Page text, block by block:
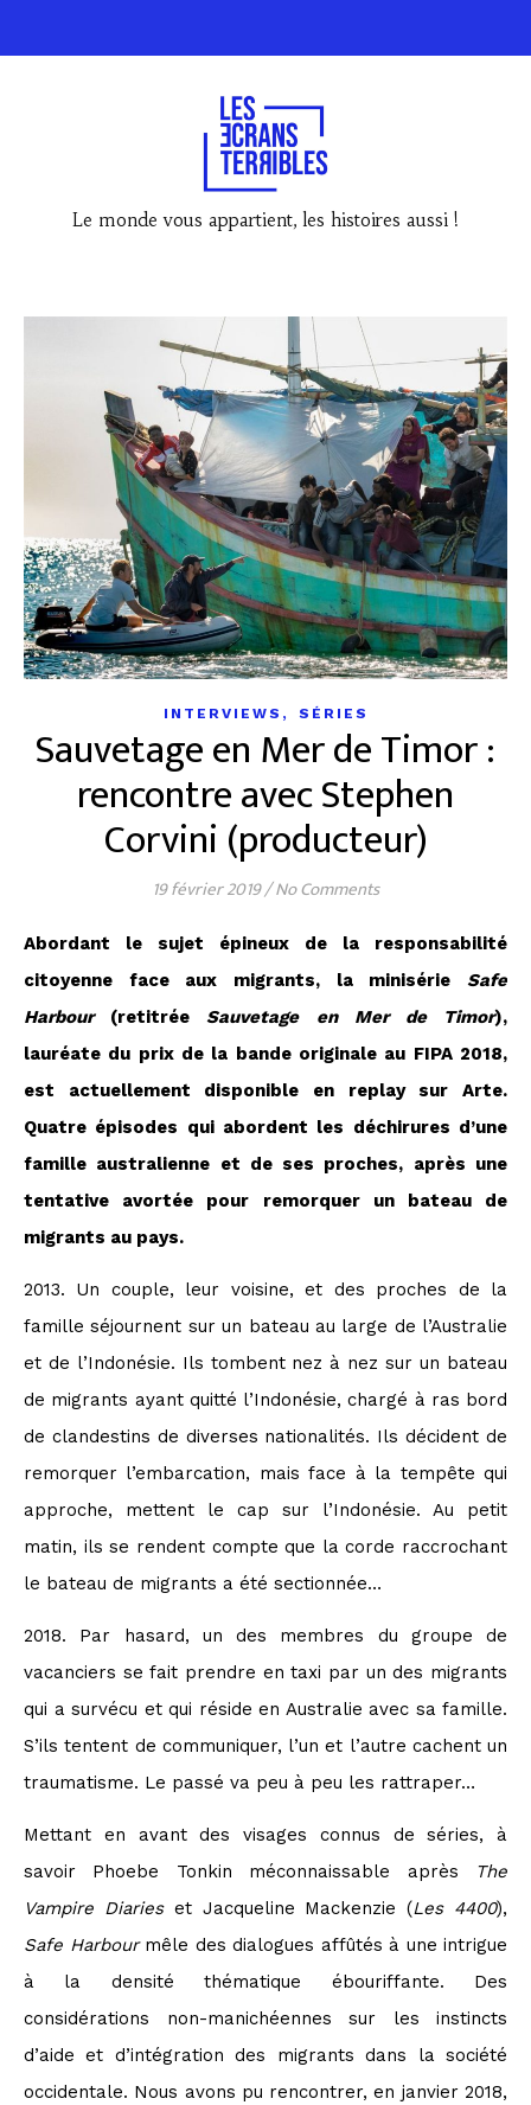
Le monde vous appartient, les histoires aussi !
INTERVIEWS , SÉRIES
Sauvetage en Mer de Timor :
rencontre avec Stephen
Corvini (producteur)
19 février 2019/No Comments
Abordant le sujet épineux de la responsabilité
citoyenne face aux migrants, la minisérie Safe
Harbour(retitréeSauvetage en Mer de Timor),
lauréate du prix de la bande originale au FIPA 2018,
est actuellement disponible en replay sur Arte.
Quatre épisodes qui abordent les déchirures d’une
famille australienne et de ses proches, après une
tentative avortée pour remorquer un bateau de
migrants au pays.
2013. Un couple, leur voisine, et des proches de la
famille séjournent sur un bateau au large de l’Australie
et de l’Indonésie. Ils tombent nez à nez sur un bateau
de migrants ayant quitté l’Indonésie, chargé à ras bord
de clandestins de diverses nationalités. Ils décident de
remorquer l’embarcation, mais face à la tempête qui
approche, mettent le cap sur l’Indonésie. Au petit
matin, ils se rendent compte que la corde raccrochant
le bateau de migrants a été sectionnée…
2018. Par hasard, un des membres du groupe de
vacanciers se fait prendre en taxi par un des migrants
qui a survécu et qui réside en Australie avec sa famille.
S’ils tentent de communiquer, l’un et l’autre cachent un
traumatisme. Le passé va peu à peu les rattraper…
Mettant en avant des visages connus de séries, à
savoir Phoebe Tonkin méconnaissable après
The
Vampire Diaries et Jacqueline Mackenzie (Les 4400),
Safe Harbourmêle des dialogues affûtés à une intrigue
à la densité thématique ébouriffante. Des
considérations non-manichéennes sur les instincts
d’aide et d’intégration des migrants dans la société
occidentale. Nous avons pu rencontrer, en janvier 2018,